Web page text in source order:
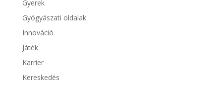
Gyerek
Gyógyászati oldalak
Innováció
Játék
Karrier
Kereskedés